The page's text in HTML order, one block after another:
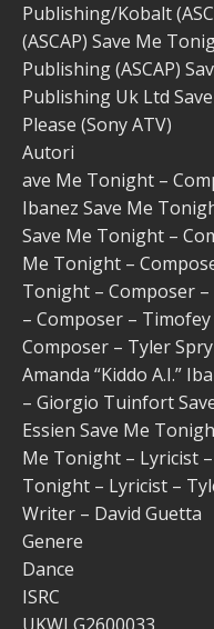
Publishing/Kobalt
(ASCAP) Save Me
Publishing (ASCAP)
Publishing Uk Ltd
Please (Sony ATV)
Autori
ave Me Tonight –
Ibanez Save Me
Save Me Tonight –
Me Tonight –
Tonight – Composer
– Composer –
Composer – Tyler
Amanda “Kiddo A.I.”
– Giorgio Tuinfort
Essien Save Me
Me Tonight – Lyricist
Tonight – Lyricist –
Writer – David Guetta
Genere
Dance
ISRC